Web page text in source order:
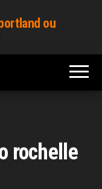
ou
rochelle